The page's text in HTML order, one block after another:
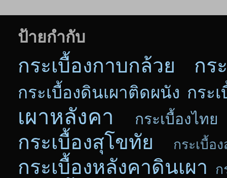
ป้ายกำกับ
กระเบื้องกาบกล้วย กร
กระเบื้องดินเผาติดผนัง กระ
เผาหลังคา กระเบื้องไทย
กระเบื้องสุโขทัย กระเบื้อ
กระเบื้องหลังคาดินเผา ก